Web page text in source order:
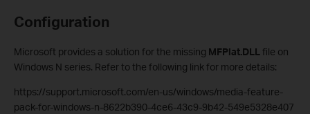
Configuration
Microsoft provides a solution for the missing MFPlat.DLLfile on
Windows N series. Refer to the following link for more details:
https://support.microsoft.com/en-us/windows/media-feature-
pack-for-windows-n-8622b390-4ce6-43c9-9b42-549e5328e407